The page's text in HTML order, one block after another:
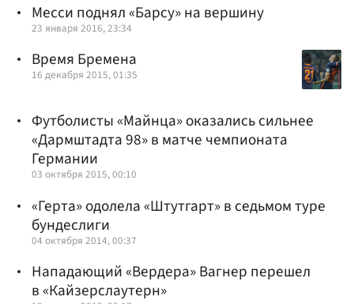
Месси поднял «Барсу» на вершину
23 января 2016, 23:34
Время Бремена
16 декабря 2015, 01:35
Футболисты «Майнца» оказались сильнее
«Дармштадта 98» в матче чемпионата
Германии
03 октября 2015, 00:10
«Герта» одолела «Штутгарт» в седьмом туре
бундеслиги
04 октября 2014, 00:37
Нападающий «Вердера» Вагнер перешел
в «Кайзерслаутерн»